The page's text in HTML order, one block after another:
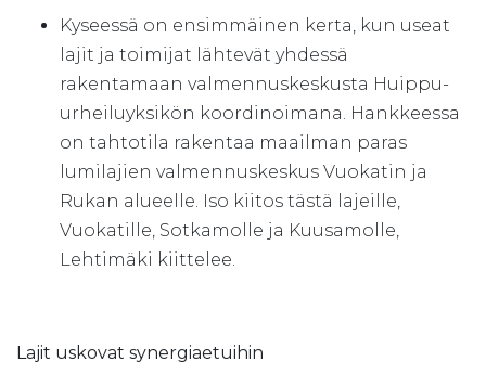
Kyseessä on ensimmäinen kerta, kun useat
lajit ja toimijat lähtevät yhdessä
rakentamaan valmennuskeskusta Huippu-
urheiluyksikön koordinoimana. Hankkeessa
on tahtotila rakentaa maailman paras
lumilajien valmennuskeskus Vuokatin ja
Rukan alueelle. Iso kiitos tästä lajeille,
Vuokatille, Sotkamolle ja Kuusamolle,
Lehtimäki kiittelee.
Lajit uskovat synergiaetuihin